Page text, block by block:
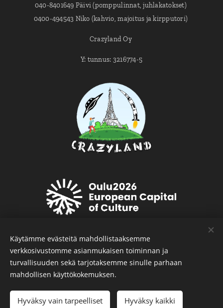
040-8401649 Päivi (pomppulinnat, juhlakatokset)
0400-494543 Niko (kahvio, majoitus ja kirpputori)
Crazyland Oy
Y: tunnus: 3216774-5
Käytämme evästeitä mahdollistaaksemme
verkkosivustomme asianmukaisen toiminnan ja
turvallisuuden sekä tarjotaksemme sinulle parhaan
mahdollisen käyttökokemuksen.
Hyväksy vain tarpeelliset Hyväksy kaikki